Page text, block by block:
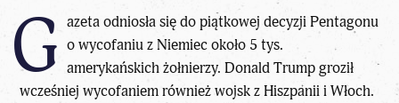
G azeta odniosła się do piątkowej decyzji Pentagonu
o wycofaniu z Niemiec około 5 tys.
amerykańskich żołnierzy. Donald Trumpgroził
wcześniej wycofaniem również wojsk z Hiszpanii i Włoch.